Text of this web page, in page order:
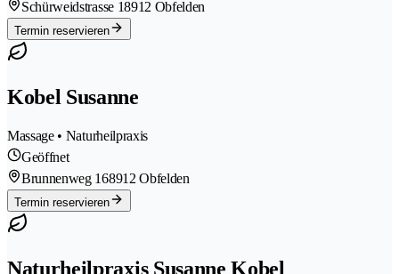
Schürweidstrasse 18912 Obfelden
Termin reservieren
Kobel Susanne
Massage • Naturheilpraxis
Geöffnet
Brunnenweg 168912 Obfelden
Termin reservieren
Naturheilpraxis Susanne Kobel